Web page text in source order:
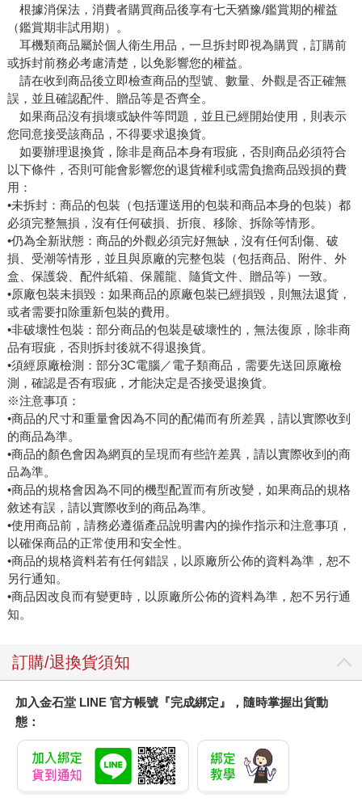
根據消保法，消費者購買商品後享有七天猶豫/鑑賞期的權益
（鑑賞期非試用期）。
耳機類商品屬於個人衛生用品，一旦拆封即視為購買，訂購前
或拆封前務必考慮清楚，以免影響您的權益。
請在收到商品後立即檢查商品的型號、數量、外觀是否正確無
誤，並且確認配件、贈品等是否齊全。
如果商品沒有損壞或缺件等問題，並且已經開始使用，則表示
您同意接受該商品，不得要求退換貨。
如要辦理退換貨，除非是商品本身有瑕疵，否則商品必須符合
以下條件，否則可能會影響您的退貨權利或需負擔商品毀損的費
用：
•未拆封：商品的包裝（包括運送用的包裝和商品本身的包裝）都
必須完整無損，沒有任何破損、折痕、移除、拆除等情形。
•仍為全新狀態：商品的外觀必須完好無缺，沒有任何刮傷、破
損、受潮等情形，並且與原廠的完整包裝（包括商品、附件、外
盒、保護袋、配件紙箱、保麗龍、隨貨文件、贈品等）一致。
•原廠包裝未損毀：如果商品的原廠包裝已經損毀，則無法退貨，
或者需要扣除重新包裝的費用。
•非破壞性包裝：部分商品的包裝是破壞性的，無法復原，除非商
品有瑕疵，否則拆封後就不得退換貨。
•須經原廠檢測：部分3C電腦／電子類商品，需要先送回原廠檢
測，確認是否有瑕疵，才能決定是否接受退換貨。
※注意事項：
•商品的尺寸和重量會因為不同的配備而有所差異，請以實際收到
的商品為準。
•商品的顏色會因為網頁的呈現而有些許差異，請以實際收到的商
品為準。
•商品的規格會因為不同的機型配置而有所改變，如果商品的規格
敘述有誤，請以實際收到的商品為準。
•使用商品前，請務必遵循產品說明書內的操作指示和注意事項，
以確保商品的正常使用和安全性。
•商品的規格資料若有任何錯誤，以原廠所公佈的資料為準，恕不
另行通知。
•商品因改良而有變更時，以原廠所公佈的資料為準，恕不另行通
知。
訂購/退換貨須知
加入金石堂 LINE 官方帳號『完成綁定』，隨時掌握出貨動
態：